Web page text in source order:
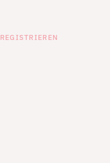
REGISTRIEREN